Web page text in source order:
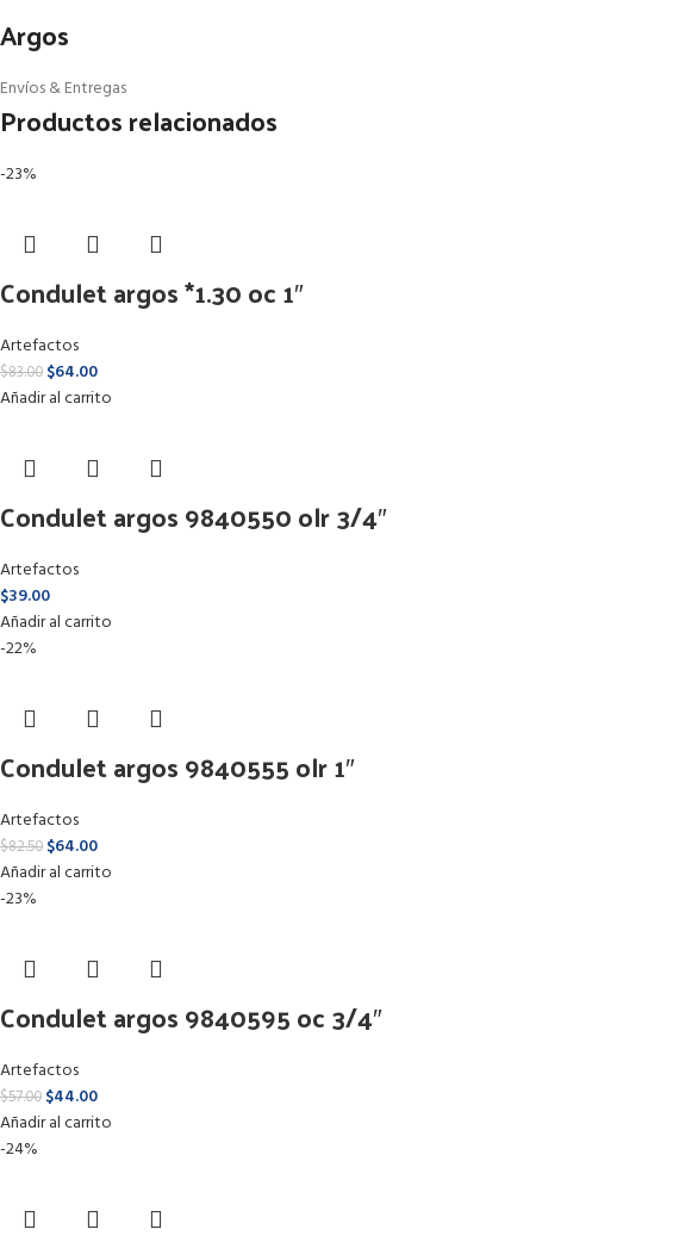
Argos
Envíos & Entregas
Productos relacionados
-23%
Condulet argos *1.30 oc 1″
Artefactos
$83.00 $64.00
Añadir al carrito
Condulet argos 9840550 olr 3/4″
Artefactos
$39.00
Añadir al carrito
-22%
Condulet argos 9840555 olr 1″
Artefactos
$82.50 $64.00
Añadir al carrito
-23%
Condulet argos 9840595 oc 3/4″
Artefactos
$57.00 $44.00
Añadir al carrito
-24%